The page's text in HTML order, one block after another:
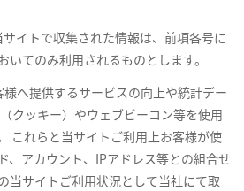
イトで収集された情報は、前項各号に
てのみ利用されるものとします。
へ提供するサービスの向上や統計デー
クッキー）やウェブビーコン等を使用
これらと当サイトご利用上お客様が使
、アカウント、IPアドレス等との組合せ
当サイトご利用状況として当社にて取